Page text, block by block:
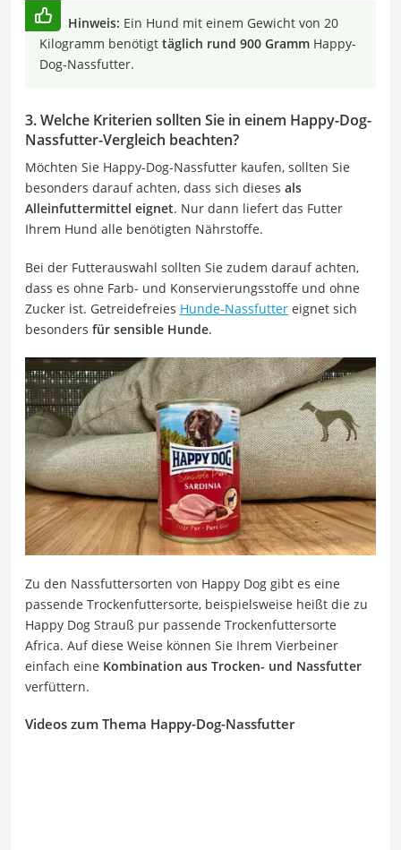
Hinweis: Ein Hund mit einem Gewicht von 20
Kilogramm benötigt täglich rund 900 Gramm Happy-
Dog-Nassfutter.
3. Welche Kriterien sollten Sie in einem Happy-Dog-
Nassfutter-Vergleich beachten?
Möchten Sie Happy-Dog-Nassfutter kaufen, sollten Sie
besonders darauf achten, dass sich dieses als
Alleinfuttermittel eignet. Nur dann liefert das Futter
Ihrem Hund alle benötigten Nährstoffe.
Bei der Futterauswahl sollten Sie zudem darauf achten,
dass es ohne Farb- und Konservierungsstoffe und ohne
Zucker ist. Getreidefreies Hunde-Nassfutter eignet sich
besonders für sensible Hunde.
Zu den Nassfuttersorten von Happy Dog gibt es eine
passende Trockenfuttersorte, beispielsweise heißt die zu
Happy Dog Strauß pur passende Trockenfuttersorte
Africa. Auf diese Weise können Sie Ihrem Vierbeiner
einfach eine Kombination aus Trocken- und Nassfutter
verfüttern.
Videos zum Thema Happy-Dog-Nassfutter